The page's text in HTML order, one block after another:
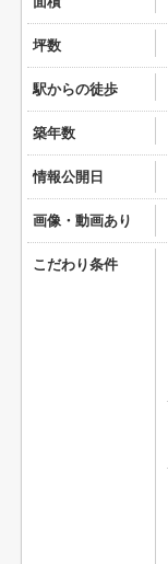
坪数
駅からの徒歩
築年数
情報公開日
画像・動画あり
こだわり条件